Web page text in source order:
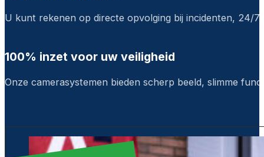
U kunt rekenen op directe opvolging bij incidenten, 24/7
100% inzet voor uw veiligheid
Onze camerasystemen bieden scherp beeld, slimme